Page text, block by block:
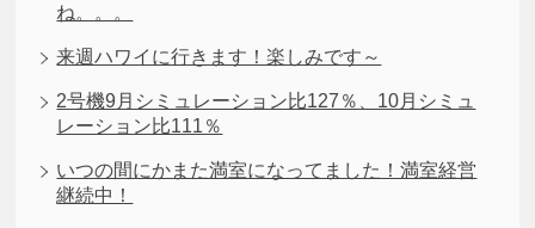
ね。。。
来週ハワイに行きます！楽しみです～
2号機9月シミュレーション比127％、10月シミュ
レーション比111％
いつの間にかまた満室になってました！満室経営
継続中！